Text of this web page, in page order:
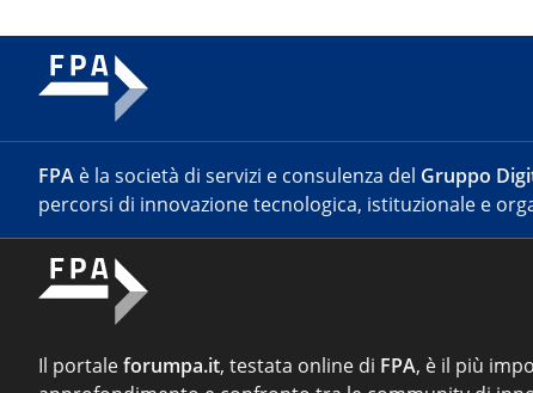
FPA è la società di servizi e consulenza del Gruppo
percorsi di innovazione tecnologica, istituzionale e
Il portaleforumpa.it, testata online di FPA, è il più